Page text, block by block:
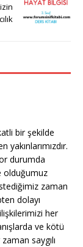
bir şekilde
durumda
olduğumuz
zaman
dolayı
her
ve kötü
saygılı